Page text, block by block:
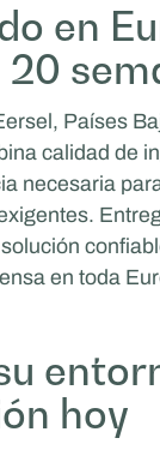
en
20
Países
calidad de
necesaria
en toda
hoy